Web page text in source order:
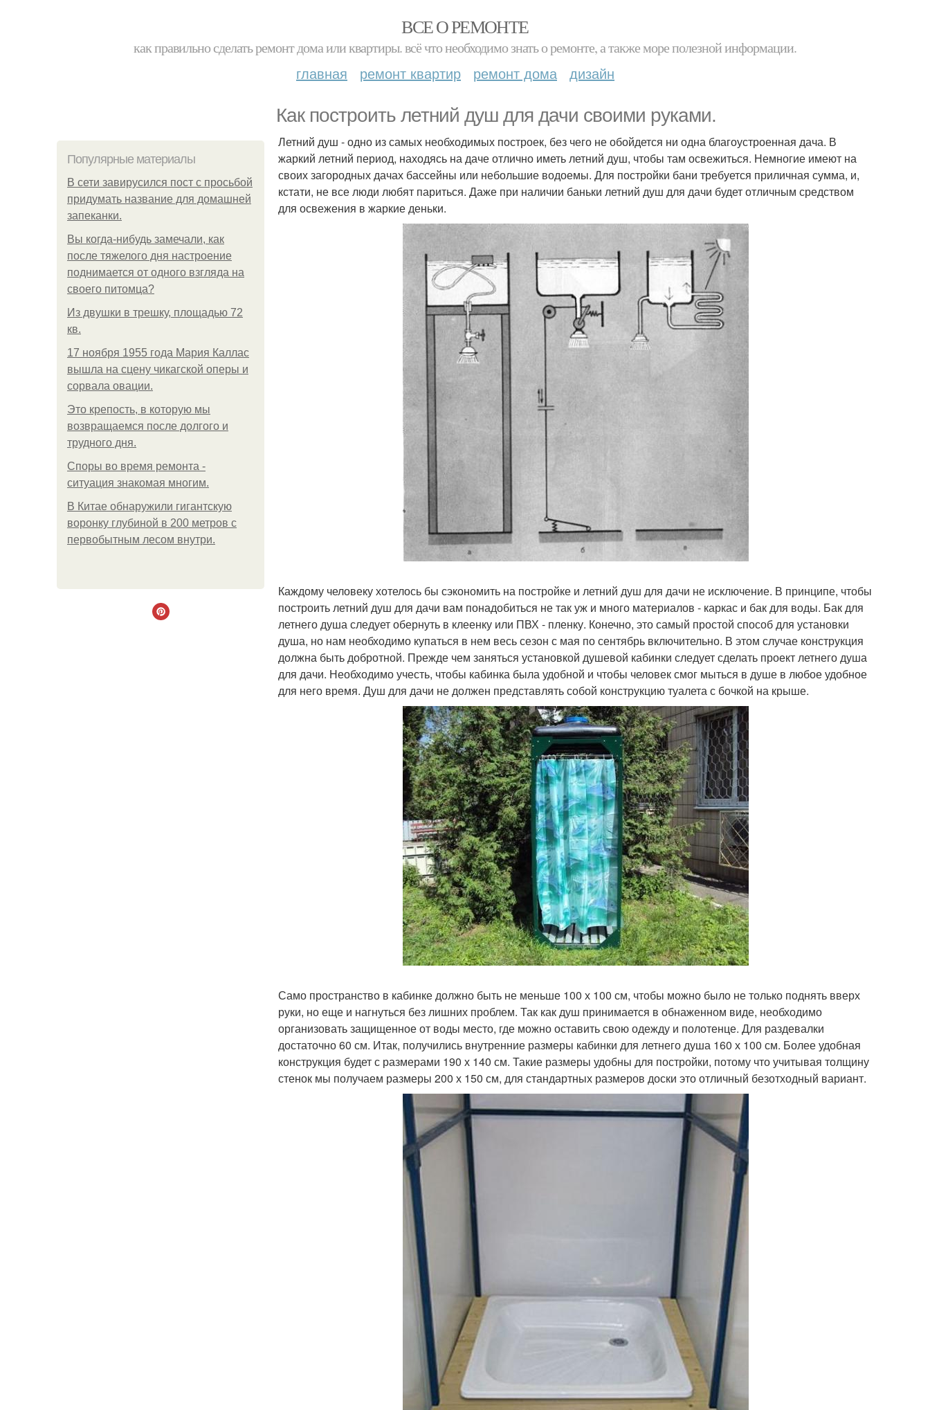
ВСЕ О РЕМОНТЕ
как правильно сделать ремонт дома или квартиры. всё что необходимо знать о ремонте, а также море полезной информации.
главная ремонт квартир ремонт дома дизайн
Как построить летний душ для дачи своими руками.
Популярные материалы
В сети завирусился пост с просьбой
придумать название для домашней
запеканки.
Вы когда-нибудь замечали, как
после тяжелого дня настроение
поднимается от одного взгляда на
своего питомца?
Из двушки в трешку, площадью 72
кв.
17 ноября 1955 года Мария Каллас
вышла на сцену чикагской оперы и
сорвала овации.
Это крепость, в которую мы
возвращаемся после долгого и
трудного дня.
Споры во время ремонта -
ситуация знакомая многим.
В Китaе обнаружили гигaнтскую
воронку глубиной в 200 метров с
первобытным лесом внутри.
Летний душ - одно из самых необходимых построек, без чего не обойдется ни одна благоустроенная дача. В
жаркий летний период, находясь на даче отлично иметь летний душ, чтобы там освежиться. Немногие имеют на
своих загородных дачах бассейны или небольшие водоемы. Для постройки бани требуется приличная сумма, и,
кстати, не все люди любят париться. Даже при наличии баньки летний душ для дачи будет отличным средством
для освежения в жаркие деньки.
Каждому человеку хотелось бы сэкономить на постройке и летний душ для дачи не исключение. В принципе, чтобы
построить летний душ для дачи вам понадобиться не так уж и много материалов - каркас и бак для воды. Бак для
летнего душа следует обернуть в клеенку или ПВХ - пленку. Конечно, это самый простой способ для установки
душа, но нам необходимо купаться в нем весь сезон с мая по сентябрь включительно. В этом случае конструкция
должна быть добротной. Прежде чем заняться установкой душевой кабинки следует сделать проект летнего душа
для дачи. Необходимо учесть, чтобы кабинка была удобной и чтобы человек смог мыться в душе в любое удобное
для него время. Душ для дачи не должен представлять собой конструкцию туалета с бочкой на крыше.
Само пространство в кабинке должно быть не меньше 100 х 100 см, чтобы можно было не только поднять вверх
руки, но еще и нагнуться без лишних проблем. Так как душ принимается в обнаженном виде, необходимо
организовать защищенное от воды место, где можно оставить свою одежду и полотенце. Для раздевалки
достаточно 60 см. Итак, получились внутренние размеры кабинки для летнего душа 160 х 100 см. Более удобная
конструкция будет с размерами 190 х 140 см. Такие размеры удобны для постройки, потому что учитывая толщину
стенок мы получаем размеры 200 х 150 см, для стандартных размеров доски это отличный безотходный вариант.